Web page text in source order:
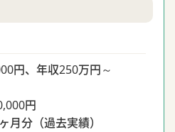
円、年収250万円～
円
月分（過去実績）